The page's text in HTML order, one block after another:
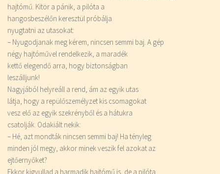
hajtómű. Kitör a pánik, a pilóta a
hangosbeszélőn keresztül próbálja
nyugtatni az utasokat:
– Nyugodjanak meg kérem, nincsen semmi baj. A gép
négy hajtóművel rendelkezik, a maradék
kettő elegendő arra, hogy biztonságban
leszálljunk!
Nagyjából helyreáll a rend, ám az egyik utas
látja, hogy a repülőszemélyzet kis csomagokat
vesz elő az egyik szekrényből és a hátukra
csatolják. Odakiált nekik:
– Hé, azt mondták nincsen semmi baj! Ha tényleg
minden jól megy, akkor minek veszik fel azokat az
ejtőernyőket?
Ekkor kigyullad a harmadik hajtómű is, de a pilóta